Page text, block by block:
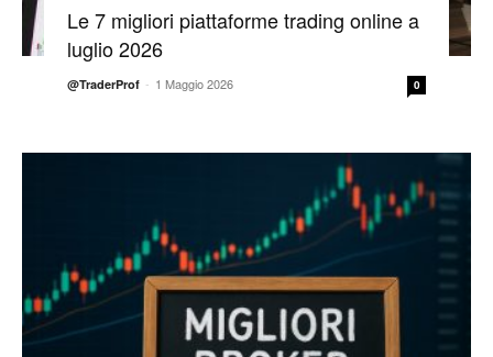
Le 7 migliori piattaforme trading online a
luglio 2026
@TraderProf - 1 Maggio 2026 0